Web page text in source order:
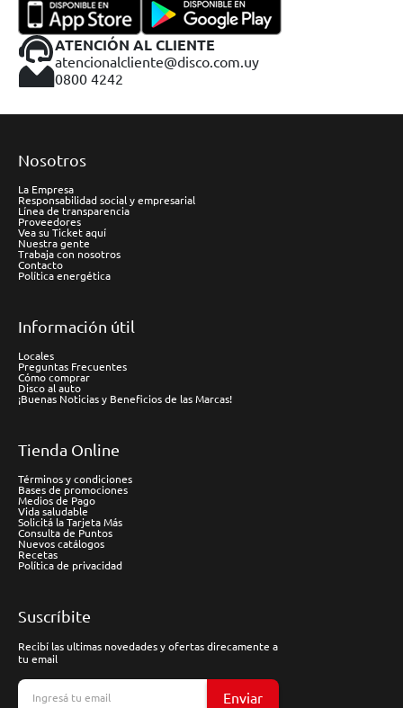
ATENCIÓN AL CLIENTE
atencionalcliente@disco.com.uy
0800 4242
Nosotros
La Empresa
Responsabilidad social y empresarial
Línea de transparencia
Proveedores
Vea su Ticket aquí
Nuestra gente
Trabaja con nosotros
Contacto
Política energética
Información útil
Locales
Preguntas Frecuentes
Cómo comprar
Disco al auto
¡Buenas Noticias y Beneficios de las Marcas!
Tienda Online
Términos y condiciones
Bases de promociones
Medios de Pago
Vida saludable
Solicitá la Tarjeta Más
Consulta de Puntos
Nuevos catálogos
Recetas
Política de privacidad
Suscríbite
Recibí las ultimas novedades y ofertas direcamente a
tu email
Enviar